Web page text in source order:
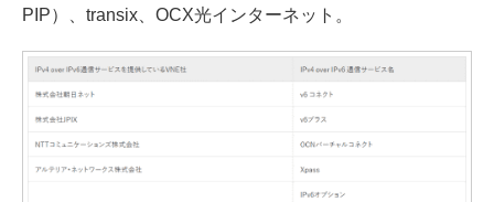
PIP）、transix、OCX光インターネット。